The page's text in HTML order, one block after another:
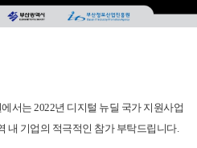
자료 정기간행물
서는 2022년 디지털 뉴딜 국가 지원사업
내 기업의 적극적인 참가 부탁드립니다.